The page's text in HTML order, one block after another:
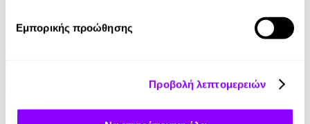
Εμπορικής προώθησης
Προβολή λεπτομερειών